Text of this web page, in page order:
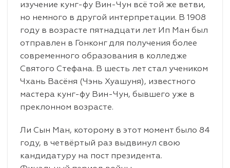
изучение кунг-фу Вин-Чун всё той же ветви,
но немного в другой интерпретации. В 1908
году в возрасте пятнадцати лет Ип Ман был
отправлен в Гонконг для получения более
современного образования в колледже
Святого Стефана. В шесть лет стал учеником
Чхань Васёня (Чэнь Хуашуня), известного
мастера кунг-фу Вин-Чун, бывшего уже в
преклонном возрасте.
Ли Сын Ман, которому в этот момент было 84
году, в четвёртый раз выдвинул свою
кандидатуру на пост президента.